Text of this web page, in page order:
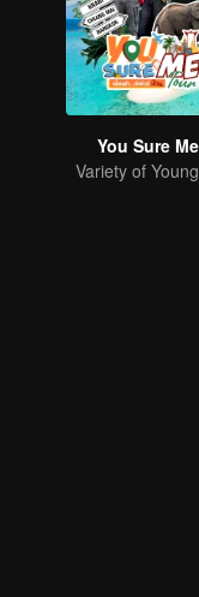
You Sure
Variety of